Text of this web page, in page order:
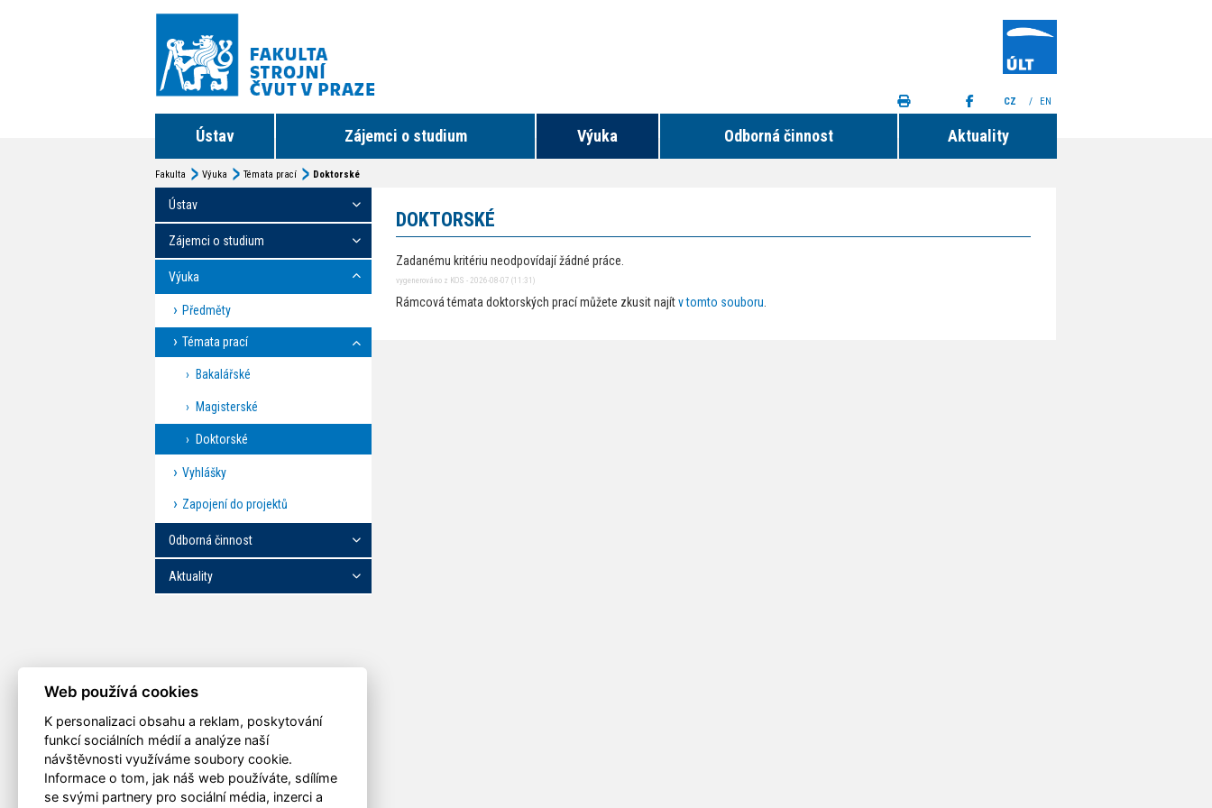
Ústav Zájemci o studium Výuka Odborná činnost Aktuality
CZ / EN
Fakulta Výuka Témata prací Doktorské
Ústav
Zájemci o studium
Výuka
Předměty
Témata prací
Bakalářské
Magisterské
Doktorské
Vyhlášky
Zapojení do projektů
Odborná činnost
Aktuality
DOKTORSKÉ
Zadanému kritériu neodpovídají žádné práce.
vygenerováno z KOS - 2026-08-07 (11:31)
Rámcová témata doktorských prací můžete zkusit najítv tomto souboru
Web používá cookies
K personalizaci obsahu a reklam, poskytování
funkcí sociálních médií a analýze naší
návštěvnosti využíváme soubory cookie.
Informace o tom, jak náš web používáte, sdílíme
se svými partnery pro sociální média, inzerci a